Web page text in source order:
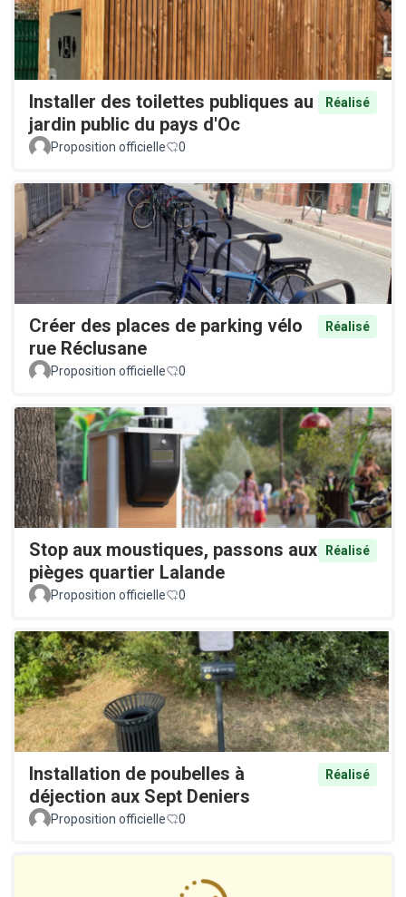
Installer des toilettes publiques au
jardin public du pays d'Oc
Réalisé
Proposition officielle 0
Créer des places de parking vélo
rue Réclusane
Réalisé
Proposition officielle 0
Stop aux moustiques, passons aux
pièges quartier Lalande
Réalisé
Proposition officielle 0
Installation de poubelles à
déjection aux Sept Deniers
Réalisé
Proposition officielle 0